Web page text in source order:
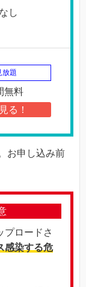
し
放題
無料
る！
お申し込み前
プロードさ
感染する危